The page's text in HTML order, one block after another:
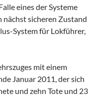
eines der Systeme
nächst sicheren Zustand
System für Lokführer,
mit einem
Januar 2011, der sich
und zehn Tote und 23